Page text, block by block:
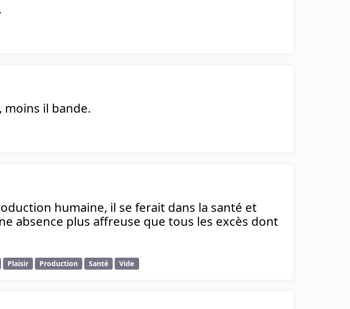
moins il bande.
humaine, il se ferait dans la santé et
absence plus affreuse que tous les excès dont
Plaisir Production Santé Vide